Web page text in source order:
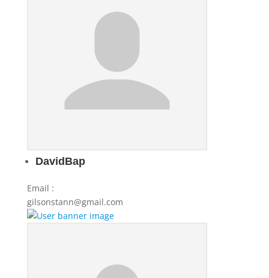
DavidBap
Email :
gilsonstann@gmail.com